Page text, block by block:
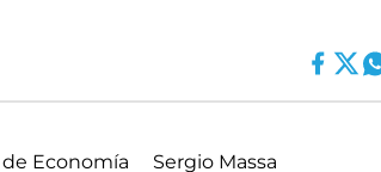
Economía Sergio Massa